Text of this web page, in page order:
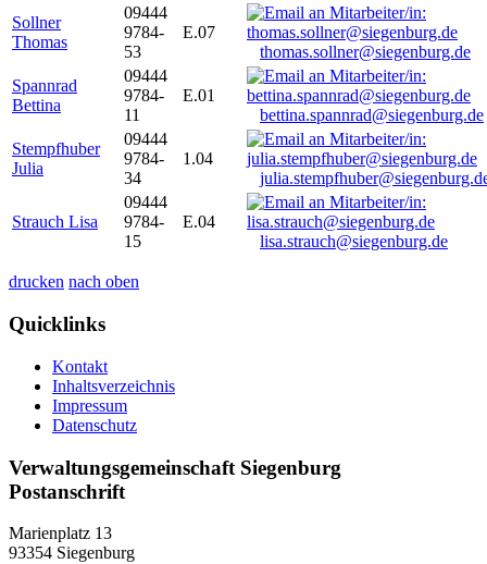
Sollner
Thomas
09444
9784-
53
E.07
thomas.sollner@siegenburg.de
Spannrad
Bettina
09444
9784-
11
E.01
bettina.spannrad@siegenburg.de
Stempfhuber
Julia
09444
9784-
34
1.04
Strauch Lisa
09444
9784-
15
E.04
lisa.strauch@siegenburg.de
drucken nach oben
Quicklinks
Kontakt
Inhaltsverzeichnis
Impressum
Datenschutz
Verwaltungsgemeinschaft Siegenburg
Postanschrift
Marienplatz 13
93354 Siegenburg